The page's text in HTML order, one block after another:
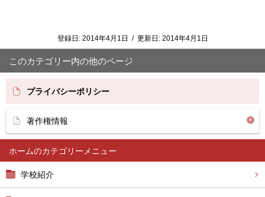
ホーム
学校紹介
登録日: 2014年4月1日 / 更新日: 2014年4月1日
このカテゴリー内の他のページ
プライバシーポリシー
著作権情報